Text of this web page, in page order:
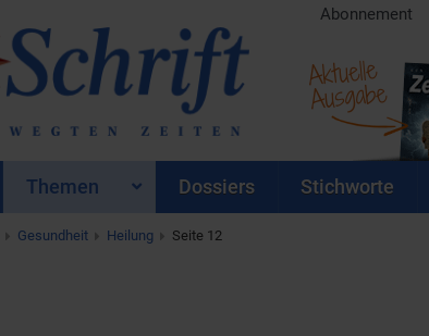
Abonnement
Aktuelle
Ausgabe
Themen Dossiers Stichworte
Gesundheit Heilung Seite 12